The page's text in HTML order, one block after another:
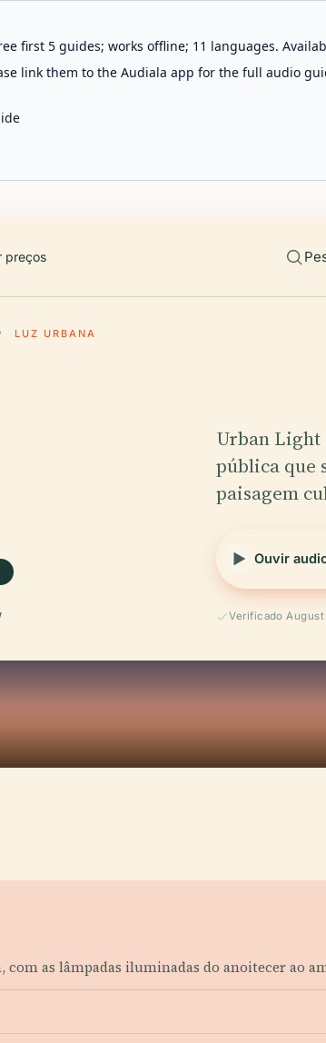
first 5 guides; works offline; 11 languages.
link them to the Audiala app for the full audio
preços
LUZ URBANA
Urban Light
pública que
paisagem
Ouvir
Verificado August
as lâmpadas iluminadas do anoitecer ao